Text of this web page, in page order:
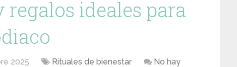
ideales para
2025 Rituales de bienestar
No hay